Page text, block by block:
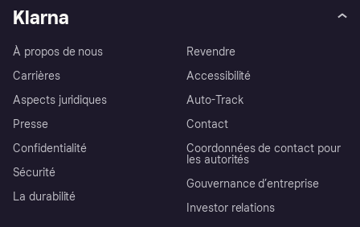
Klarna
À propos de nous
Carrières
Aspects juridiques
Presse
Confidentialité
Sécurité
La durabilité
Revendre
Accessibilité
Auto-Track
Contact
Coordonnées de contact pour
les autorités
Gouvernance d’entreprise
Investor relations